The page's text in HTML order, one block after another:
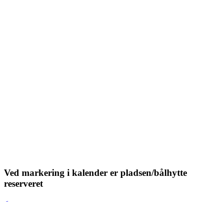
Ved markering i kalender er pladsen/bålhytte
reserveret